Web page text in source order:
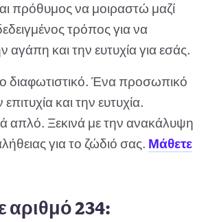
πρόθυμος να μοιραστώ μαζί
τρόπος για να
αγάπη και την ευτυχία για εσάς.
διαφωτιστικό. Ένα προσωπικό
και την ευτυχία.
απλό. Ξεκινά με την ανακάλυψη
για το ζώδιό σας. Μάθετε
αριθμό 234: